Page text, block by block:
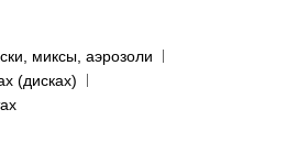
миксы, аэрозоли
(дисках)